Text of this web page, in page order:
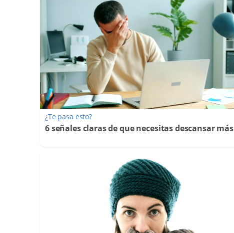
¿Te pasa esto?
6 señales claras de que necesitas descansar más